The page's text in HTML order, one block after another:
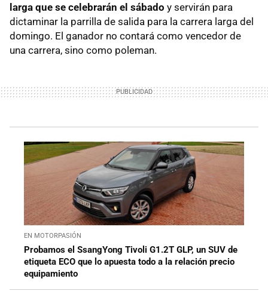
larga que se celebrarán el sábado y servirán para
dictaminar la parrilla de salida para la carrera larga del
domingo. El ganador no contará como vencedor de
una carrera, sino como poleman.
EN MOTORPASIÓN
Probamos el SsangYong Tivoli G1.2T GLP, un SUV de
etiqueta ECO que lo apuesta todo a la relación precio
equipamiento